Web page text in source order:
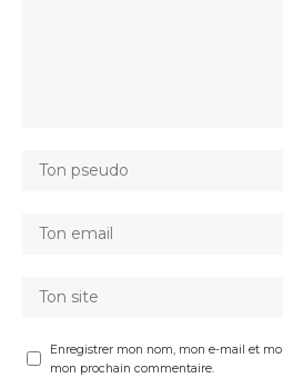
Enregistrer mon nom, mon e-mail et
mon prochain commentaire.